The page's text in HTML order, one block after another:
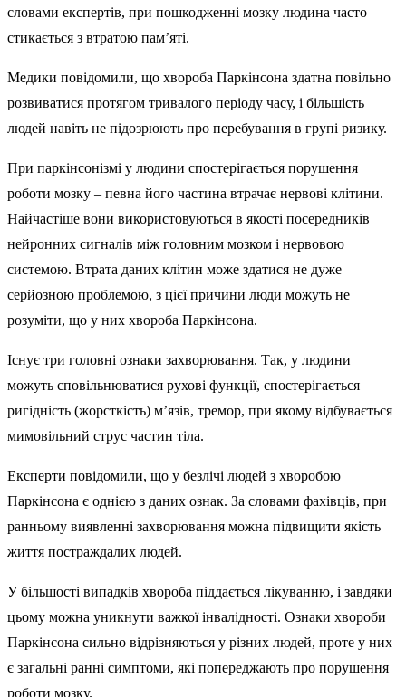
словами експертів, при пошкодженні мозку людина часто
стикається з втратою пам’яті.
Медики повідомили, що хвороба Паркінсона здатна повільно
розвиватися протягом тривалого періоду часу, і більшість
людей навіть не підозрюють про перебування в групі ризику.
При паркінсонізмі у людини спостерігається порушення
роботи мозку – певна його частина втрачає нервові клітини.
Найчастіше вони використовуються в якості посередників
нейронних сигналів між головним мозком і нервовою
системою. Втрата даних клітин може здатися не дуже
серйозною проблемою, з цієї причини люди можуть не
розуміти, що у них хвороба Паркінсона.
Існує три головні ознаки захворювання. Так, у людини
можуть сповільнюватися рухові функції, спостерігається
ригідність (жорсткість) м’язів, тремор, при якому відбувається
мимовільний струс частин тіла.
Експерти повідомили, що у безлічі людей з хворобою
Паркінсона є однією з даних ознак. За словами фахівців, при
ранньому виявленні захворювання можна підвищити якість
життя постраждалих людей.
У більшості випадків хвороба піддається лікуванню, і завдяки
цьому можна уникнути важкої інвалідності. Ознаки хвороби
Паркінсона сильно відрізняються у різних людей, проте у них
є загальні ранні симптоми, які попереджають про порушення
роботи мозку.